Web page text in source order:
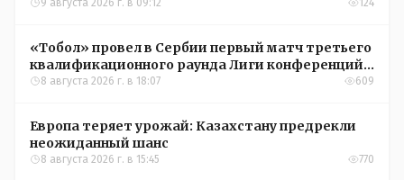
9 августа 2026 г. в 09:12 124
«Тобол» провел в Сербии первый матч третьего
квалификационного раунда Лиги конференций
УЕФА
8 августа 2026 г. в 18:07 609
Европа теряет урожай: Казахстану предрекли
неожиданный шанс
8 августа 2026 г. в 15:45 770